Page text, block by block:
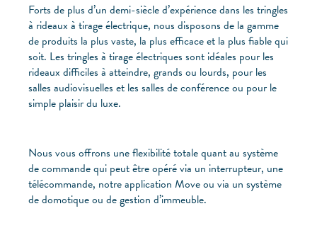
Forts de plus d’un demi-siècle d’expérience dans les tringles
à rideaux à tirage électrique, nous disposons de la gamme
de produits la plus vaste, la plus efficace et la plus fiable qui
soit. Les tringles à tirage électriques sont idéales pour les
rideaux difficiles à atteindre, grands ou lourds, pour les
salles audiovisuelles et les salles de conférence ou pour le
simple plaisir du luxe.
Nous vous offrons une flexibilité totale quant au système
de commande qui peut être opéré via un interrupteur, une
télécommande, notre application Move ou via un système
de domotique ou de gestion d’immeuble.